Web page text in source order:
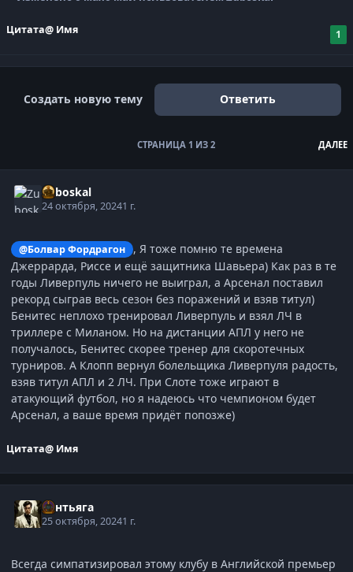
Цитата@ Имя 1
Создать новую тему Ответить
ДАЛЕЕ
СТРАНИЦА 1 ИЗ 2
Zuboskal
24 октября, 20241 г.
@Болвар Фордрагон
, Я тоже помню те времена
Джеррарда, Риссе и ещё защитника Шавьера) Как раз в те
годы Ливерпуль ничего не выиграл, а Арсенал поставил
рекорд сыграв весь сезон без поражений и взяв титул)
Бенитес неплохо тренировал Ливерпуль и взял ЛЧ в
триллере с Миланом. Но на дистанции АПЛ у него не
получалось, Бенитес скорее тренер для скоротечных
турниров. А Клопп вернул болельщика Ливерпуля радость,
взяв титул АПЛ и 2 ЛЧ. При Слоте тоже играют в
атакующий футбол, но я надеюсь что чемпионом будет
Арсенал, а ваше время придёт попозже)
Цитата@ Имя
Сантьяга
25 октября, 20241 г.
Всегда симпатизировал этому клубу в Английской премьер